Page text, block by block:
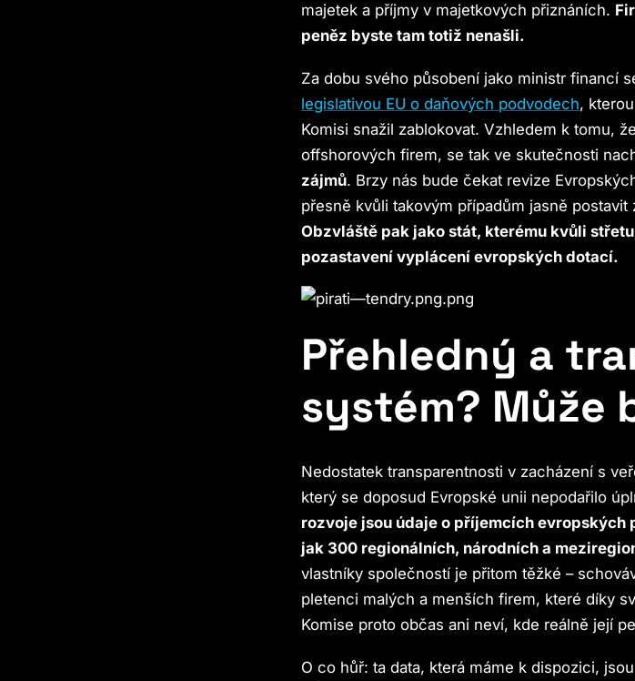
majetek a příjmy v majetkových přiznáních.
peněz byste tam totiž nenašli.
Za dobu svého působení jako ministr financí
legislativou EU o daňových podvodech,
Komisi snažil zablokovat. Vzhledem k tomu,
offshorových firem, se tak ve skutečnosti
zájmů. Brzy nás bude čekat revize
přesně kvůli takovým případům jasně
Obzvláště pak jako stát, kterému kvůli
pozastavení vyplácení evropských dotací.
Přehledný a
systém? Může
Nedostatek transparentnosti v zacházení s
který se doposud Evropské unii nepodařilo
rozvoje jsou údaje o příjemcích evropských
jak 300 regionálních, národních a
vlastníky společností je přitom těžké –
pletenci malých a menších firem, které díky
Komise proto občas ani neví, kde reálně její
O co hůř: ta data, která máme k dispozici,